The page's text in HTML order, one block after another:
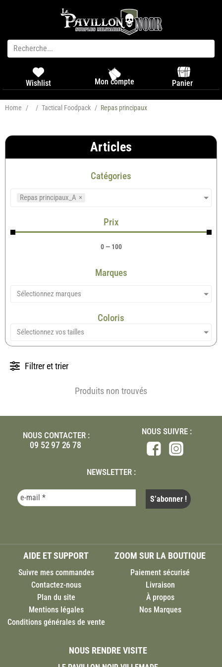
Wishlist Mon compte Panier
Home / / Tactical Foodpack / Repas principaux
Articles
Catégories
Repas principaux_A ×
Prix
0— 100
Marques
Sélectionnez marques
Coloris
Sélectionnez vos tailles
Filtrer et trier
Produits non trouvés
NOUS CONTACTER :
09 52 97 26 78
NOUS SUIVRE :
NEWSLETTER :
AIDE ET SUPPORT
Suivre mes commandes
Contactez-nous
Plan du site
Mentions légales
Conditions générales de vente
ZOOM SUR LA BOUTIQUE
Paiement sécurisé
Livraison
À propos
Nos Marques
NOUS RENDRE VISITE